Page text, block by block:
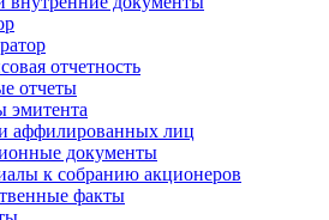
отчетность
отчеты
эмитента
аффилированных лиц
документы
к собранию акционеров
факты